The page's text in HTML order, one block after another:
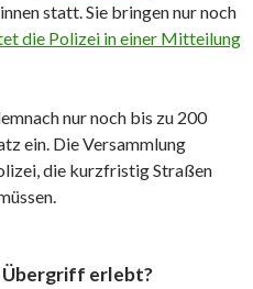
statt. Sie bringen nur noch
die Polizei in einer Mitteilung
nur noch bis zu 200
ein. Die Versammlung
die kurzfristig Straßen
Übergriff erlebt?